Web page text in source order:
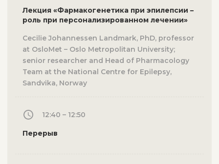
Лекция «Фармакогенетика при эпилепсии –
роль при персонализированном лечении»
Cecilie Johannessen Landmark, PhD, professor
at OsloMet – Oslo Metropolitan University;
senior researcher and Head of Pharmacology
Team at the National Centre for Epilepsy,
Sandvika, Norway
12:40 – 12:50
Перерыв